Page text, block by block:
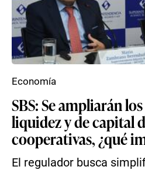
SBS: Se ampliarán
liquidez y de capital
cooperativas, ¿qué
El regulador busca
Economía